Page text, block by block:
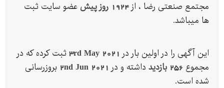
همزمان قطعات با دقت میکرون.
این بخش قابلیت فرزکاری انواع قطعات سنگین، نیمه سنگین و سبک
ماشینکاری انواع شاسی های دقیق، انواع شافت های اسکرو، ماردون،
انواع پره ها، تیوپ شیت ها، انواع قالب های پیچیده و قطعات حساس
مجتمع صنعتی رضا ، از 1924 روز پیش
عضو سایت ثبت
ها میباشد.
این آگهی را در اولین بار در 3rd May 2021 ثبت کرده که در
مجموع 256 بازدید داشته و در 2nd Jun 2021 بروزرسانی
شده است.